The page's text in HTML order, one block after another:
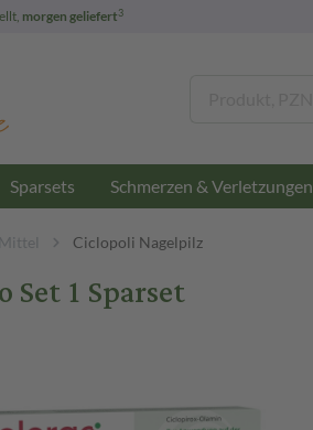
morgen geliefert3
Sparsets Schmerzen & Verletzungen
Ciclopoli Nagelpilz
1 Sparset